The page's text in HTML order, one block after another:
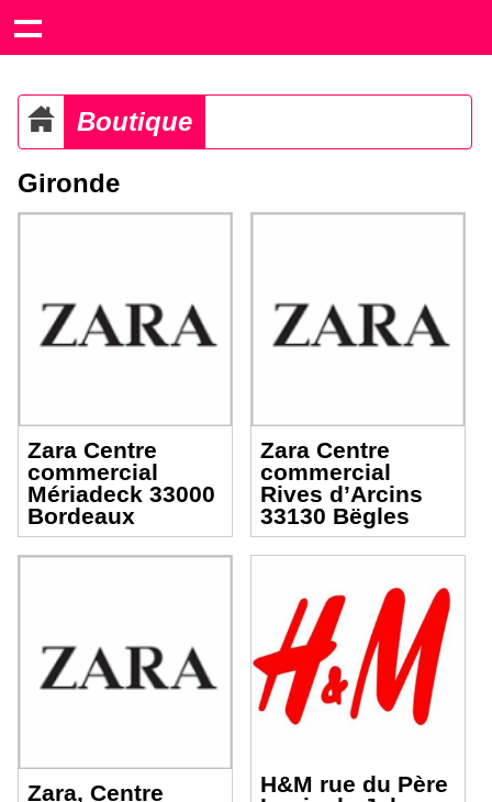
Boutique
Gironde
Zara Centre
commercial
Mériadeck 33000
Bordeaux
Zara, Centre
Zara Centre
commercial
Rives d’Arcins
33130 Bëgles
H&M rue du Père